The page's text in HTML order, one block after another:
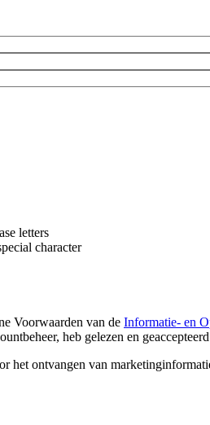
letters
character
Voorwaarden van de Informatie- en
heb gelezen en
het ontvangen van